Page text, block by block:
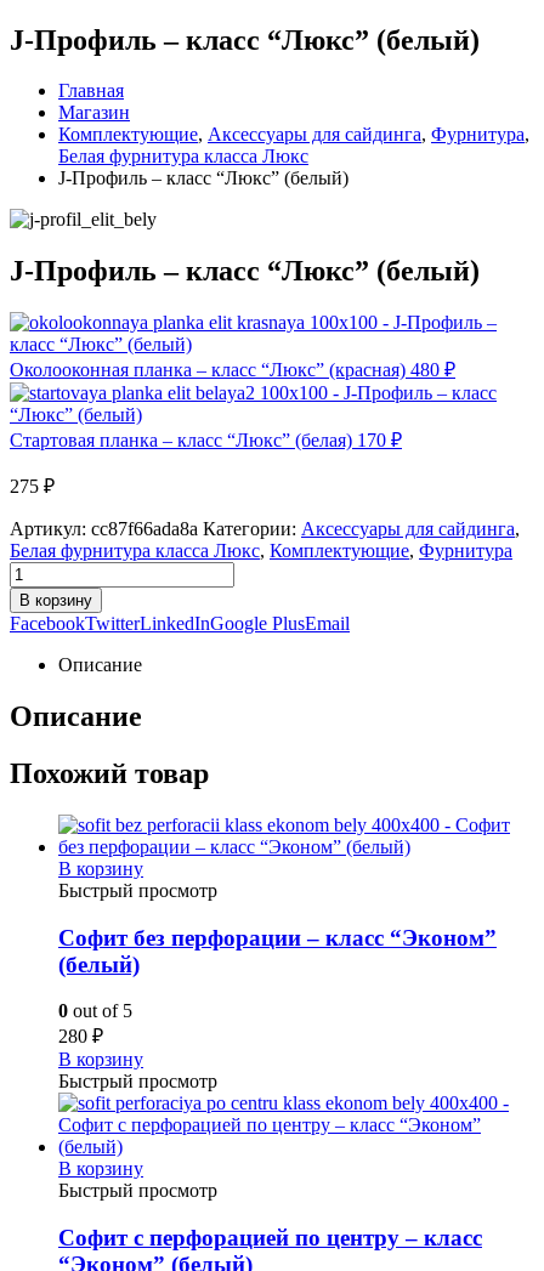
J-Профиль – класс “Люкс” (белый)
Главная
Магазин
Комплектующие, Аксессуары для сайдинга, Фурнитура,
Белая фурнитура класса Люкс
J-Профиль – класс “Люкс” (белый)
J-Профиль – класс “Люкс” (белый)
Околооконная планка – класс “Люкс” (красная) 480 ₽
Стартовая планка – класс “Люкс” (белая) 170 ₽
275 ₽
Артикул: cc87f66ada8a Категории: Аксессуары для сайдинга,
Белая фурнитура класса Люкс, Комплектующие, Фурнитура
В корзину
FacebookTwitterLinkedInGoogle PlusEmail
Описание
Описание
Похожий товар
В корзину
Быстрый просмотр
Софит без перфорации – класс “Эконом”
(белый)
0 out of 5
280 ₽
В корзину
Быстрый просмотр
В корзину
Быстрый просмотр
Софит с перфорацией по центру – класс
“Эконом” (белый)